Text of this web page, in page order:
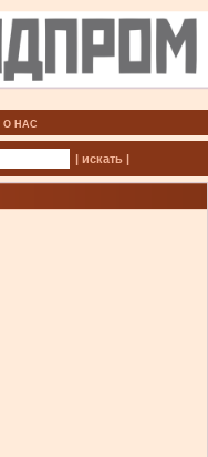
О НАС
| искать |